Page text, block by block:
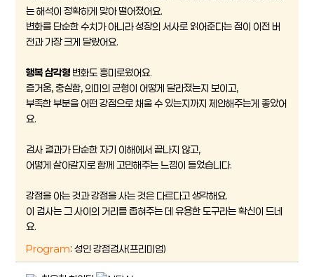
는 해석이 정확하게 맞아 떨어졌어요.
변화를 단순한 수치가 아니라 성장의 서사로 읽어준다는 점이 이전 버
전과 가장 크게 달랐어요.
행복 삼각형 변화도 흥미로웠어요.
즐거움, 충실함, 의미의 균형이 어떻게 달라졌는지 보이고,
부족한 부분을 어떤 강점으로 채울 수 있는지까지 제안해주는게 좋았어
요.
검사 결과가 단순한 자기 이해에서 끝나지 않고,
어떻게 살아갈지로 함께 고민해주는 느낌이 들었습니다.
강점을 아는 것과 강점을 사는 것은 다르다고 생각해요.
이 검사는 그 사이의 거리를 좁혀주는 데 유용한 도구라는 확신이 드네
요.
Program: 성인 강점검사(프리미엄)